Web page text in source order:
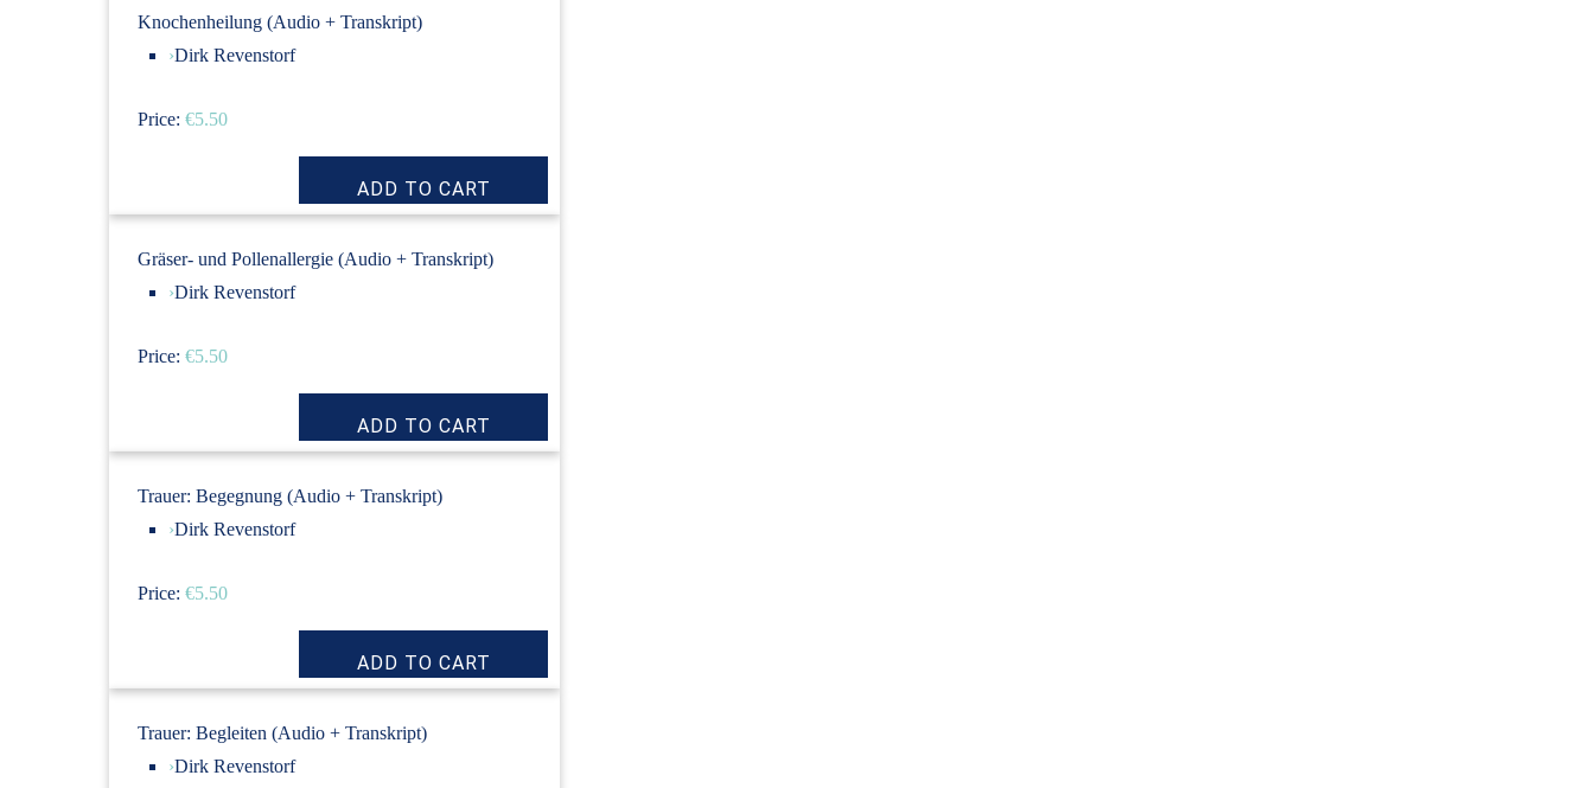
Knochenheilung (Audio + Transkript)
›Dirk Revenstorf
Price: €5.50
Gräser- und Pollenallergie (Audio + Transkript)
›Dirk Revenstorf
Price: €5.50
Trauer: Begegnung (Audio + Transkript)
›Dirk Revenstorf
Price: €5.50
Trauer: Begleiten (Audio + Transkript)
›Dirk Revenstorf